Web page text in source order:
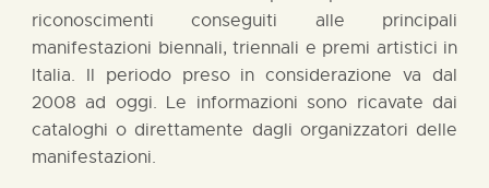
riconoscimenti conseguiti alle principali
manifestazioni biennali, triennali e premi artistici in
Italia. Il periodo preso in considerazione va dal
2008 ad oggi. Le informazioni sono ricavate dai
cataloghi o direttamente dagli organizzatori delle
manifestazioni.